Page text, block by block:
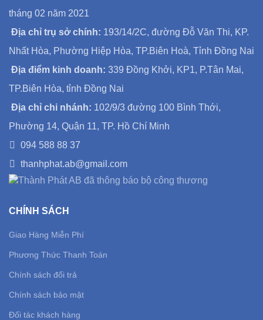
tháng 02 năm 2021
Địa chỉ trụ sở chính: 193/14/2C, đường Đỗ Văn Thi, KP.
Nhất Hòa, Phường Hiệp Hòa, TP.Biên Hoà, Tỉnh Đồng Nai
Địa điểm kinh doanh: 339 Đồng Khởi, KP1, P.Tân Mai,
TP.Biên Hòa, tỉnh Đồng Nai
Địa chỉ chi nhánh: 102/9/3 đường 100 Bình Thới,
Phường 14, Quận 11, TP. Hồ Chí Minh
094 588 88 37
thanhphat.ab@gmail.com
CHÍNH SÁCH
Giao Hàng Miễn Phí
Phương Thức Thanh Toán
Chính sách đổi trả
Chính sách bảo mật
Đối tác khách hàng